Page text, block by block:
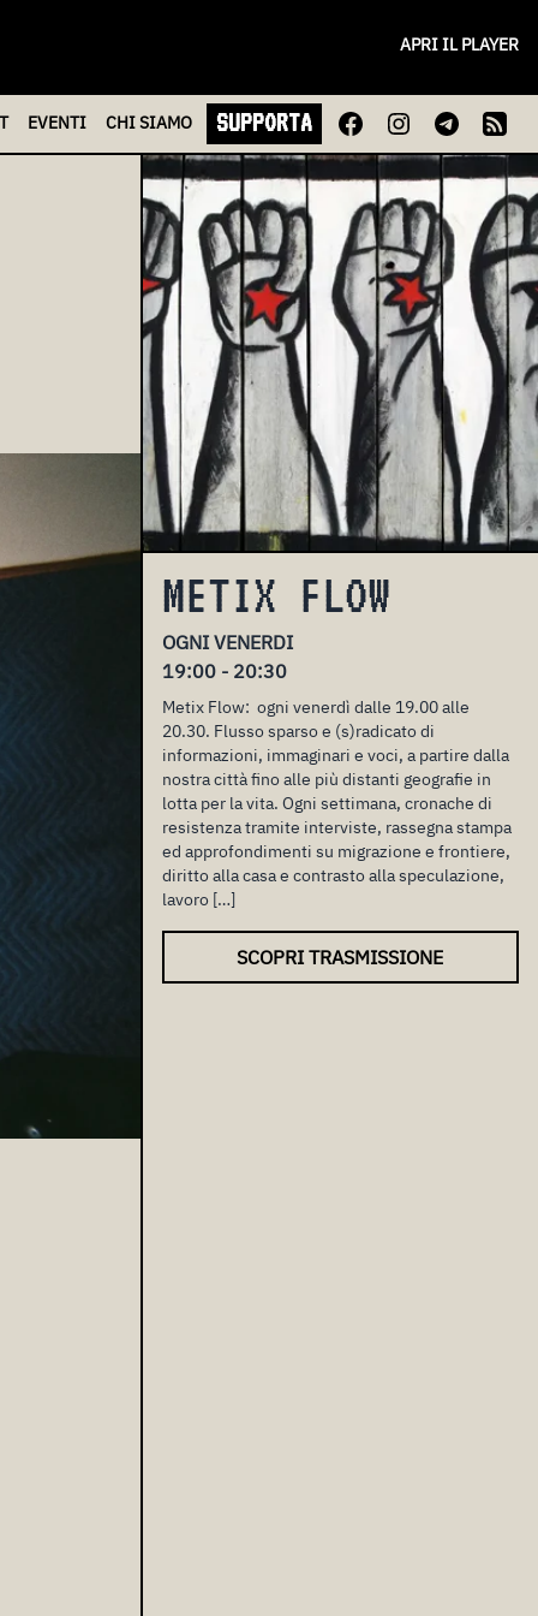
APRI IL PLAYER
EVENTI CHISIAMO SUPPORTA
METIX FLOW
OGNI VENERDI
19:00 - 20:30
Metix Flow: ogni venerdì dalle 19.00 alle
20.30. Flusso sparso e (s)radicato di
informazioni, immaginari e voci, a partire dalla
nostra città fino alle più distanti geografie in
lotta per la vita. Ogni settimana, cronache di
resistenza tramite interviste, rassegna stampa
ed approfondimenti su migrazione e frontiere,
diritto alla casa e contrasto alla speculazione,
lavoro […]
SCOPRI TRASMISSIONE